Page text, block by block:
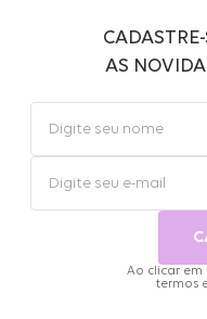
AS
Ao clicar em
termos